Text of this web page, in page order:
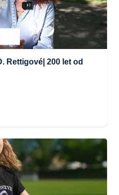
Rettigové| 200 let od